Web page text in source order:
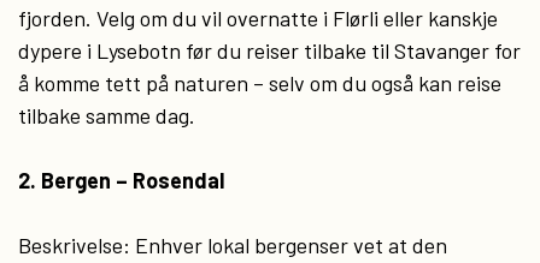
fjorden. Velg om du vil overnatte i Flørli eller kanskje
dypere i Lysebotn før du reiser tilbake til Stavanger for
å komme tett på naturen – selv om du også kan reise
tilbake samme dag.
2. Bergen – Rosendal
Beskrivelse: Enhver lokal bergenser vet at den